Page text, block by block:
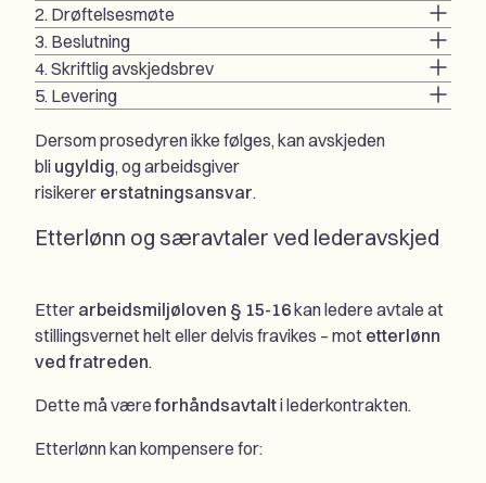
2. Drøftelsesmøte
3. Beslutning
4. Skriftlig avskjedsbrev
5. Levering
Dersom prosedyren ikke følges, kan avskjeden
bli ugyldig, og arbeidsgiver
risikerer erstatningsansvar.
Etterlønn og særavtaler ved lederavskjed
Etter arbeidsmiljøloven § 15-16kan ledere avtale at
stillingsvernet helt eller delvis fravikes – mot etterlønn
ved fratreden.
Dette må væreforhåndsavtalti lederkontrakten.
Etterlønn kan kompensere for: